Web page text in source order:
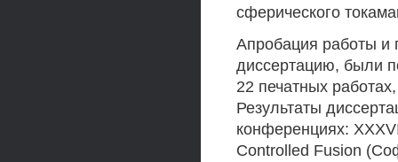
сферического
Апробация работы и
диссертацию, были
22 печатных
Результаты
конференциях:
Controlled Fusion